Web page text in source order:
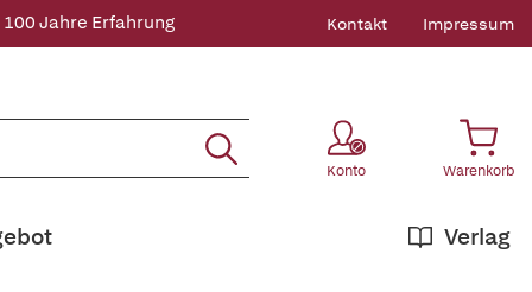
100 Jahre Erfahrung Kontakt Impressum
Konto Warenkorb
Verlag